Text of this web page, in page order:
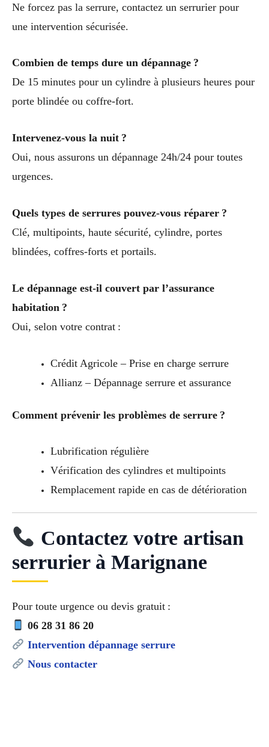
Ne forcez pas la serrure, contactez un serrurier pour
une intervention sécurisée.
Combien de temps dure un dépannage ?
De 15 minutes pour un cylindre à plusieurs heures pour
porte blindée ou coffre-fort.
Intervenez-vous la nuit ?
Oui, nous assurons un dépannage 24h/24 pour toutes
urgences.
Quels types de serrures pouvez-vous réparer ?
Clé, multipoints, haute sécurité, cylindre, portes
blindées, coffres-forts et portails.
Le dépannage est-il couvert par l’assurance
habitation ?
Oui, selon votre contrat :
Crédit Agricole – Prise en charge serrure
Allianz – Dépannage serrure et assurance
Comment prévenir les problèmes de serrure ?
Lubrification régulière
Vérification des cylindres et multipoints
Remplacement rapide en cas de détérioration
Contactez votre artisan
serrurier à Marignane
Pour toute urgence ou devis gratuit :
06 28 31 86 20
Intervention dépannage serrure
Nous contacter